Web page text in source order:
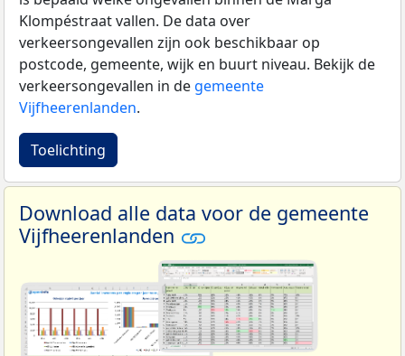
Klompéstraat vallen. De data over
verkeersongevallen zijn ook beschikbaar op
postcode, gemeente, wijk en buurt niveau. Bekijk de
verkeersongevallen in de gemeente
Vijfheerenlanden.
Toelichting
Download alle data voor de gemeente
Vijfheerenlanden